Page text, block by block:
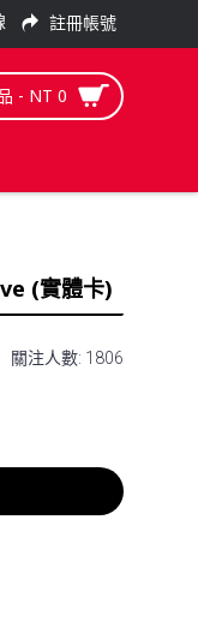
註冊帳號
- NT 0
(實體卡)
關注人數: 1806